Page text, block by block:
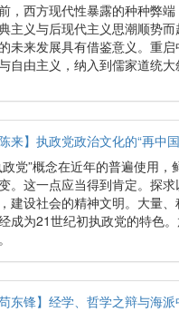
，西方现代性暴露的种种弊
主义与后现代主义思潮顺势
未来发展具有借鉴意义。重
自由主义，纳入到儒家道统
陈来】执政党政治文化的“再中
政党”概念在近年的普遍使用，
。这一点应当得到肯定。探
建设社会的精神文明。大量
成为21世纪初执政党的特色
苟东锋】经学、哲学之辩与海